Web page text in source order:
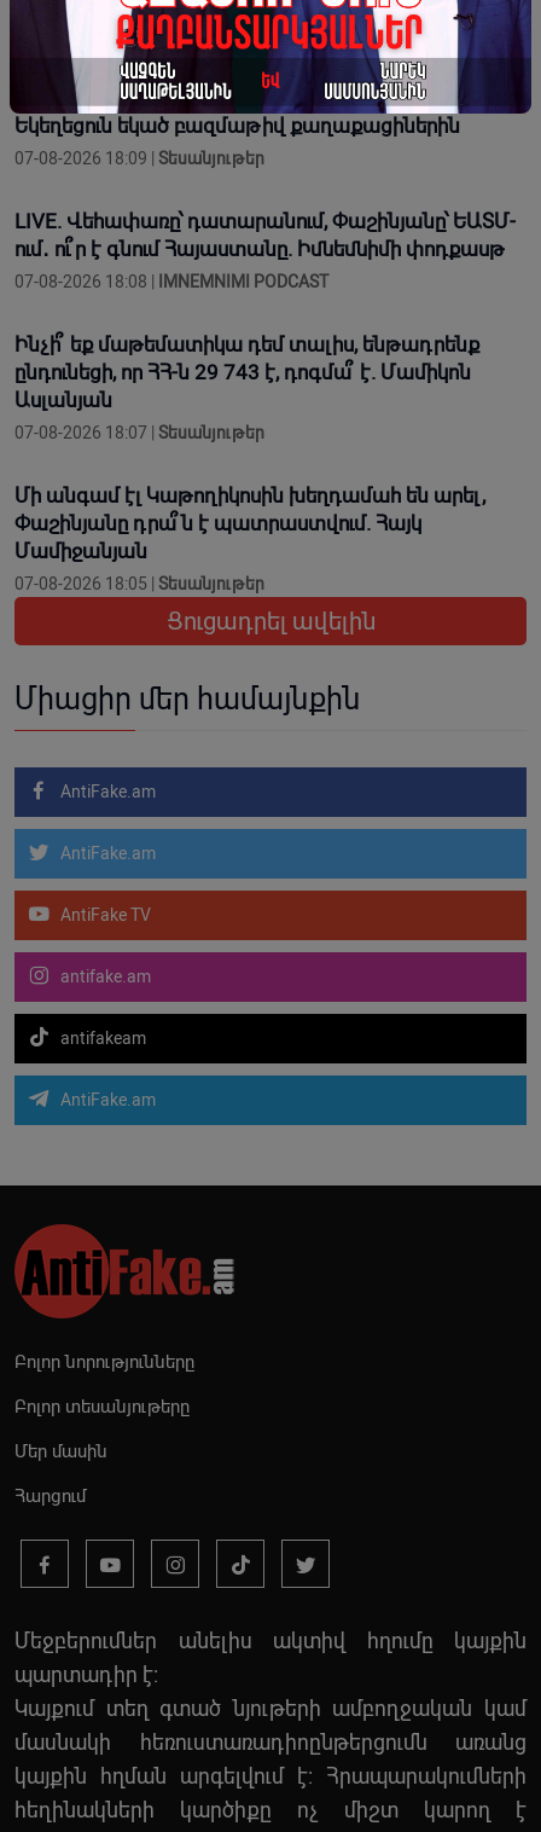
07-08-2026 18:13 |Տեսանյութեր
Կաթողիկոսն օրհնում է հաջակցություն իրեն ու
Եկեղեցուն եկած բազմաթիվ քաղաքացիներին
07-08-2026 18:09 | Տեսանյութեր
LIVE. Վեհափառը՝ դատարանում, Փաշինյանը՝ ԵԱՏՄ-
ում․ ու՞ր է գնում Հայաստանը. Իմնեմնիմի փոդքասթ
07-08-2026 18:08 | IMNEMNIMI PODCAST
Ինչի՞ եք մաթեմատիկա դեմ տալիս, ենթադրենք
ընդունեցի, որ ՀՀ-ն 29 743 է, դոգմա՞ է. Մամիկոն
Ասլանյան
07-08-2026 18:07 | Տեսանյութեր
Մի անգամ էլ Կաթողիկոսին խեղդամահ են արել,
Փաշինյանը դրա՞ն է պատրաստվում. Հայկ
Մամիջանյան
07-08-2026 18:05 | Տեսանյութեր
Ցուցադրել ավելին
Միացիր մեր համայնքին
AntiFake.am
AntiFake.am
AntiFake TV
antifake.am
antifakeam
AntiFake.am
Բոլոր նորությունները
Բոլոր տեսանյութերը
Մեր մասին
Հարցում
Մեջբերումներ անելիս ակտիվ հղումը կայքին
պարտադիր է:
Կայքում տեղ գտած նյութերի ամբողջական կամ
մասնակի հեռուստառադիոընթերցումն առանց
կայքին հղման արգելվում է: Հրապարակումների
հեղինակների կարծիքը ոչ միշտ կարող է